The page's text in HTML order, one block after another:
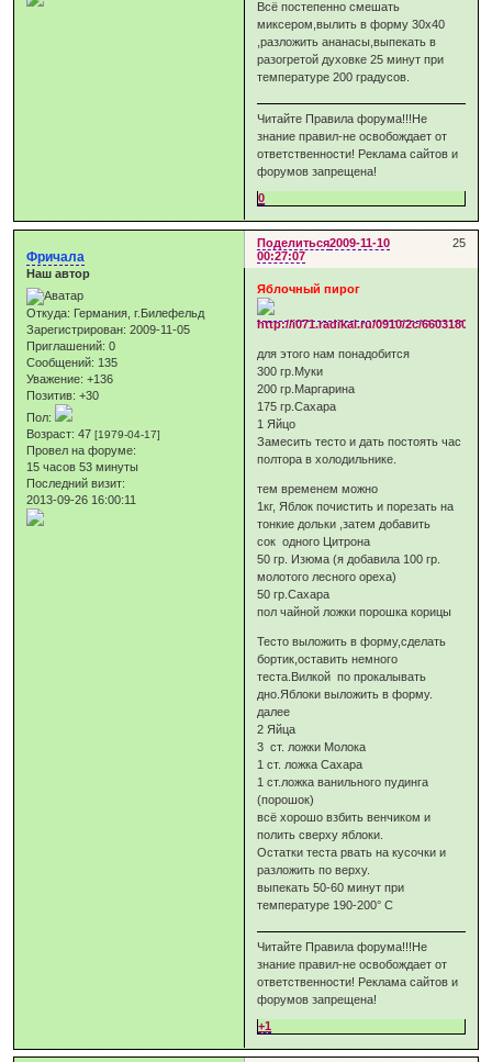
Всё постепенно смешать
миксером,вылить в форму 30х40
,разложить ананасы,выпекать в
разогретой духовке 25 минут при
температуре 200 градусов.
Читайте Правила форума!!!Не
знание правил-не освобождает от
ответственности! Реклама сайтов и
форумов запрещена!
0
Поделиться 25
2009-11-10
00:27:07
Фричала
Наш автор
Откуда: Германия, г.Билефельд
Зарегистрирован: 2009-11-05
Приглашений: 0
Сообщений: 135
Уважение: +136
Позитив: +30
Пол:
Возраст: 47[1979-04-17]
Провел на форуме:
15 часов 53 минуты
Последний визит:
2013-09-26 16:00:11
Яблочный пирог
для этого нам понадобится
300 гр.Муки
200 гр.Маргарина
175 гр.Сахара
1 Яйцо
Замесить тесто и дать постоять час
полтора в холодильнике.
тем временем можно
1кг, Яблок почистить и порезать на
тонкие дольки ,затем добавить
сок одного Цитрона
50 гр. Изюма (я добавила 100 гр.
молотого лесного ореха)
50 гр.Сахара
пол чайной ложки порошка корицы
Тесто выложить в форму,сделать
бортик,оставить немного
теста.Вилкой по прокалывать
дно.Яблоки выложить в форму.
далее
2 Яйца
3 ст. ложки Молока
1 ст. ложка Сахара
1 ст.ложка ванильного пудинга
(порошок)
всё хорошо взбить венчиком и
полить сверху яблоки.
Остатки теста рвать на кусочки и
разложить по верху.
выпекать 50-60 минут при
температуре 190-200° C
Читайте Правила форума!!!Не
знание правил-не освобождает от
ответственности! Реклама сайтов и
форумов запрещена!
+1